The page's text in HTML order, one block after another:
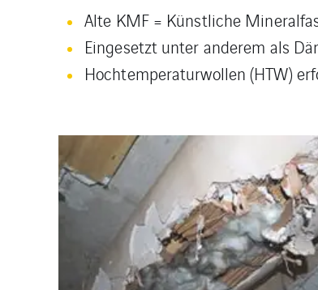
Alte KMF = Künstliche
Eingesetzt unter anderem als
Hochtemperaturwollen (HTW)